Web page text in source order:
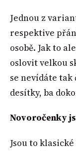
Jednou z
respektive
osobě. Jak to
oslovit velkou
se nevídáte tak
desítky, ba
Novoročenky
Jsou to